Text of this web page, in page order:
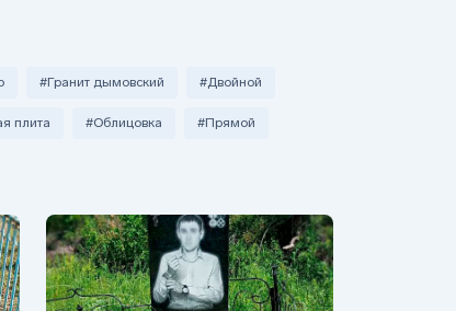
#Гранит дымовский #Двойной
плита #Облицовка #Прямой